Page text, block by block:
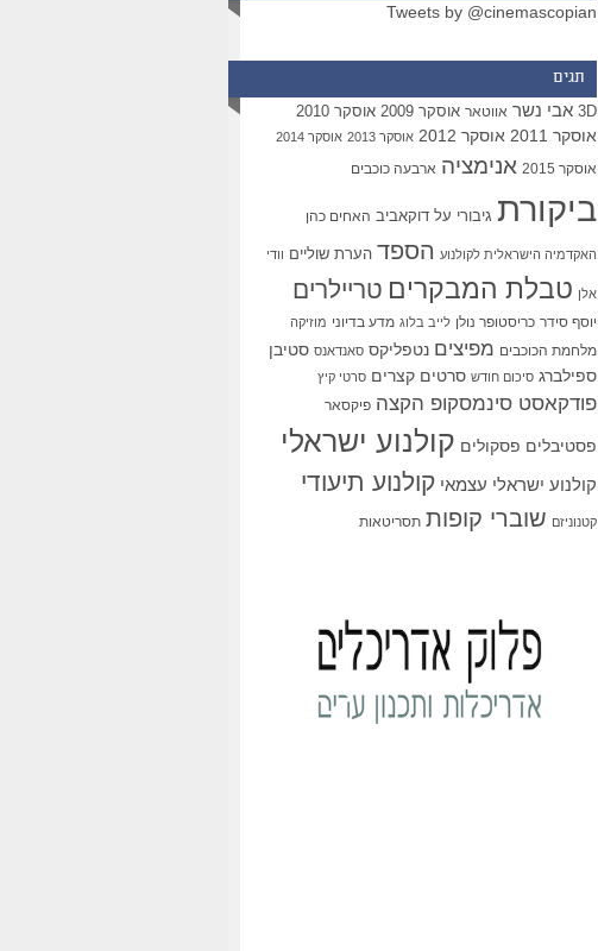
Tweets by @cinemascopian
תגים
3D אבי נשר אווטאר אוסקר 2009 אוסקר 2010
אוסקר 2011 אוסקר 2012 אוסקר 2013 אוסקר 2014
אוסקר 2015 אנימציה ארבעה כוכבים
ביקורת גיבורי על דוקאביב האחים כהן
האקדמיה הישראלית לקולנוע הספד הערת שוליים וודי
אלן טבלת המבקרים טריילרים
יוסף סידר כריסטופר נולן לייב בלוג מדע בדיוני מוזיקה
מלחמת הכוכבים מפיצים נטפליקס סאנדאנס סטיבן
ספילברג סיכום חודש סרטים קצרים סרטי קיץ
פודקאסט סינמסקופ הקצה פיקסאר
פסטיבלים פסקולים קולנוע ישראלי
קולנוע ישראלי עצמאי קולנוע תיעודי
קטנוניזם שוברי קופות תסריטאות